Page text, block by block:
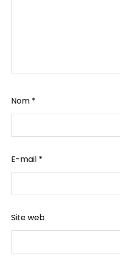
Nom *
E-mail *
Site web